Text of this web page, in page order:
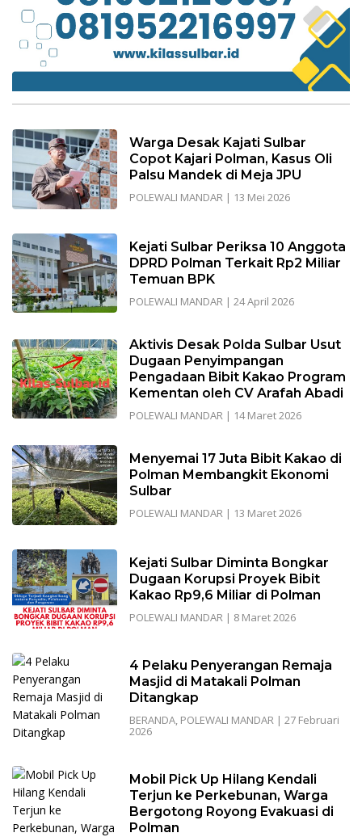
Warga Desak Kajati Sulbar
Copot Kajari Polman, Kasus Oli
Palsu Mandek di Meja JPU
POLEWALI MANDAR| 13 Mei 2026
Kejati Sulbar Periksa 10 Anggota
DPRD Polman Terkait Rp2 Miliar
Temuan BPK
POLEWALI MANDAR| 24 April 2026
Aktivis Desak Polda Sulbar Usut
Dugaan Penyimpangan
Pengadaan Bibit Kakao Program
Kementan oleh CV Arafah Abadi
POLEWALI MANDAR| 14 Maret 2026
Menyemai 17 Juta Bibit Kakao di
Polman Membangkit Ekonomi
Sulbar
POLEWALI MANDAR| 13 Maret 2026
Kejati Sulbar Diminta Bongkar
Dugaan Korupsi Proyek Bibit
Kakao Rp9,6 Miliar di Polman
POLEWALI MANDAR| 8 Maret 2026
4 Pelaku Penyerangan Remaja
Masjid di Matakali Polman
Ditangkap
BERANDA, POLEWALI MANDAR| 27 Februari
2026
Mobil Pick Up Hilang Kendali
Terjun ke Perkebunan, Warga
Bergotong Royong Evakuasi di
Polman